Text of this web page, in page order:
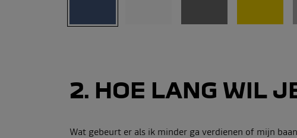
2 HOE LANG WIL
Wat gebeurt er als ik minder ga verdienen of mijn